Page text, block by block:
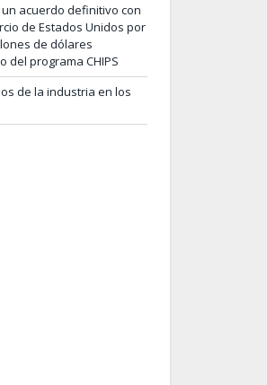
acuerdo definitivo con
de Estados Unidos por
de dólares
del programa CHIPS
de la industria en los